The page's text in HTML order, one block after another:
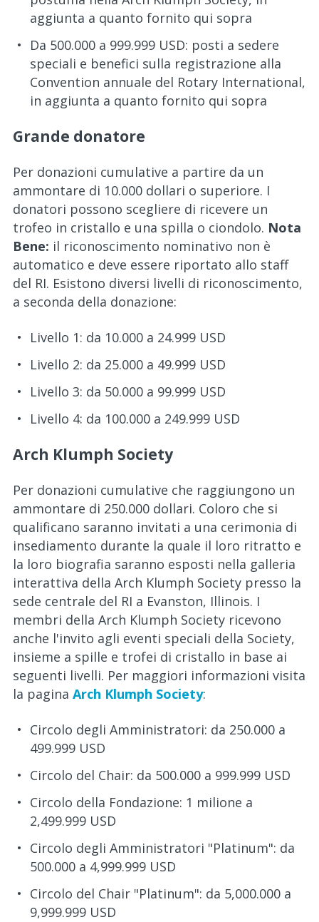
aggiunta a quanto fornito qui sopra
Da 500.000 a 999.999 USD: posti a sedere
speciali e benefici sulla registrazione alla
Convention annuale del Rotary International,
in aggiunta a quanto fornito qui sopra
Grande donatore
Per donazioni cumulative a partire da un
ammontare di 10.000 dollari o superiore. I
donatori possono scegliere di ricevere un
trofeo in cristallo e una spilla o ciondolo. Nota
Bene: il riconoscimento nominativo non è
automatico e deve essere riportato allo staff
del RI. Esistono diversi livelli di riconoscimento,
a seconda della donazione:
Livello 1: da 10.000 a 24.999 USD
Livello 2: da 25.000 a 49.999 USD
Livello 3: da 50.000 a 99.999 USD
Livello 4: da 100.000 a 249.999 USD
Arch Klumph Society
Per donazioni cumulative che raggiungono un
ammontare di 250.000 dollari. Coloro che si
qualificano saranno invitati a una cerimonia di
insediamento durante la quale il loro ritratto e
la loro biografia saranno esposti nella galleria
interattiva della Arch Klumph Society presso la
sede centrale del RI a Evanston, Illinois. I
membri della Arch Klumph Society ricevono
anche l'invito agli eventi speciali della Society,
insieme a spille e trofei di cristallo in base ai
seguenti livelli. Per maggiori informazioni visita
la pagina Arch Klumph Society:
Circolo degli Amministratori: da 250.000 a
499.999 USD
Circolo del Chair: da 500.000 a 999.999 USD
Circolo della Fondazione: 1 milione a
2,499.999 USD
Circolo degli Amministratori "Platinum": da
500.000 a 4,999.999 USD
Circolo del Chair "Platinum": da 5,000.000 a
9,999.999 USD